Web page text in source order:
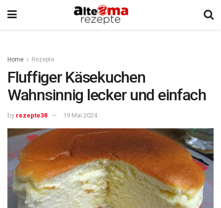
Home Rezepte
Fluffiger Käsekuchen
Wahnsinnig lecker und einfach
by rezepte38 19 Mai 2024